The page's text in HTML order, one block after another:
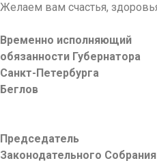
Желаем вам счастья,
Временно исполняющий
обязанности Губернатора
Санкт-
Беглов
Председатель
Законодательного Собрания